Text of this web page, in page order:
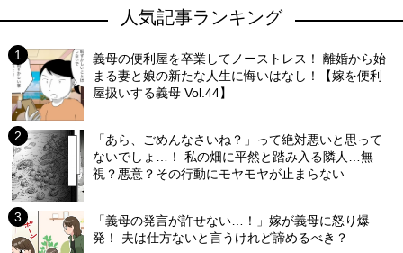
人気記事ランキング
義母の便利屋を卒業してノーストレス！ 離婚から始
まる妻と娘の新たな人生に悔いはなし！【嫁を便利
屋扱いする義母 Vol.44】
「あら、ごめんなさいね？」って絶対悪いと思って
ないでしょ…！ 私の畑に平然と踏み入る隣人…無
視？悪意？その行動にモヤモヤが止まらない
「義母の発言が許せない…！」嫁が義母に怒り爆
発！ 夫は仕方ないと言うけれど諦めるべき？